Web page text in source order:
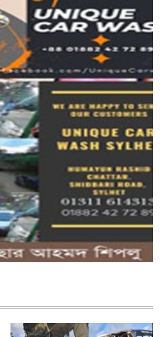
হ ত স্কুলের...
কলেজ হাসপাতালের...